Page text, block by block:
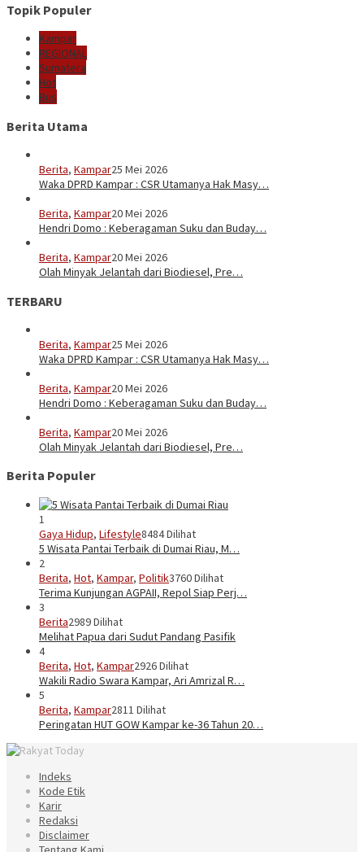
Topik Populer
Kampar
REGIONAL
Sumatera
Hot
Bus
Berita Utama
Berita, Kampar25 Mei 2026
Waka DPRD Kampar : CSR Utamanya Hak Masy…
Berita, Kampar20 Mei 2026
Hendri Domo : Keberagaman Suku dan Buday…
Berita, Kampar20 Mei 2026
Olah Minyak Jelantah dari Biodiesel, Pre…
TERBARU
Berita, Kampar25 Mei 2026
Waka DPRD Kampar : CSR Utamanya Hak Masy…
Berita, Kampar20 Mei 2026
Hendri Domo : Keberagaman Suku dan Buday…
Berita, Kampar20 Mei 2026
Olah Minyak Jelantah dari Biodiesel, Pre…
Berita Populer
1
Gaya Hidup, Lifestyle8484 Dilihat
5 Wisata Pantai Terbaik di Dumai Riau, M…
2
Berita, Hot, Kampar, Politik3760 Dilihat
Terima Kunjungan AGPAII, Repol Siap Perj…
3
Berita2989 Dilihat
Melihat Papua dari Sudut Pandang Pasifik
4
Berita, Hot, Kampar2926 Dilihat
Wakili Radio Swara Kampar, Ari Amrizal R…
5
Berita, Kampar2811 Dilihat
Peringatan HUT GOW Kampar ke-36 Tahun 20…
Indeks
Kode Etik
Karir
Redaksi
Disclaimer